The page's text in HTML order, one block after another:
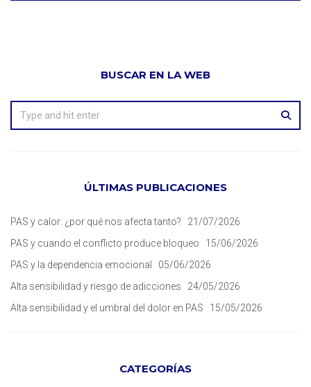
BUSCAR EN LA WEB
ÚLTIMAS PUBLICACIONES
PAS y calor: ¿por qué nos afecta tanto?
21/07/2026
PAS y cuando el conflicto produce bloqueo
15/06/2026
PAS y la dependencia emocional
05/06/2026
Alta sensibilidad y riesgo de adicciones
24/05/2026
Alta sensibilidad y el umbral del dolor en PAS
15/05/2026
CATEGORÍAS